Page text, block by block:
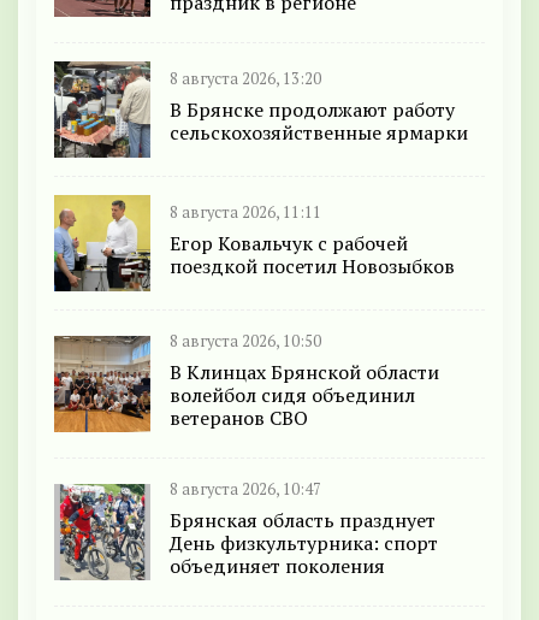
8 августа 2026, 13:20
В Брянске продолжают работу
сельскохозяйственные ярмарки
8 августа 2026, 11:11
Егор Ковальчук с рабочей
поездкой посетил Новозыбков
8 августа 2026, 10:50
В Клинцах Брянской области
волейбол сидя объединил
ветеранов СВО
8 августа 2026, 10:47
Брянская область празднует
День физкультурника: спорт
объединяет поколения